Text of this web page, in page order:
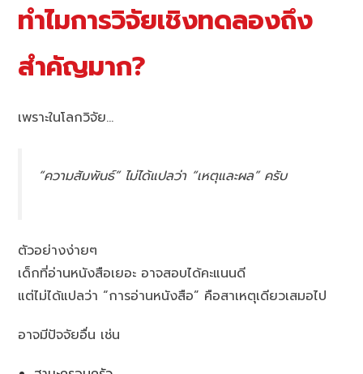
ทำไมการวิจัยเชิงทดลองถึง
สำคัญมาก?
เพราะในโลกวิจัย…
“ความสัมพันธ์” ไม่ได้แปลว่า “เหตุและผล” ครับ
ตัวอย่างง่ายๆ
เด็กที่อ่านหนังสือเยอะ อาจสอบได้คะแนนดี
แต่ไม่ได้แปลว่า “การอ่านหนังสือ” คือสาเหตุเดียวเสมอไป
อาจมีปัจจัยอื่น เช่น